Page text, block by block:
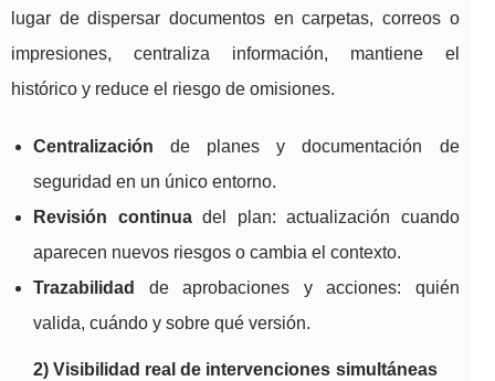
lugar de dispersar documentos en carpetas, correos o
impresiones, centraliza información, mantiene el
histórico y reduce el riesgo de omisiones.
Centralización de planes y documentación de
seguridad en un único entorno.
Revisión continuadel plan: actualización cuando
aparecen nuevos riesgos o cambia el contexto.
Trazabilidad
de aprobaciones y acciones: quién
valida, cuándo y sobre qué versión.
2) Visibilidad real de intervenciones simultáneas